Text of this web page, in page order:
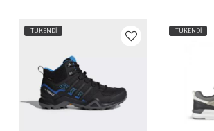
TÜKENDİ TÜKENDİ